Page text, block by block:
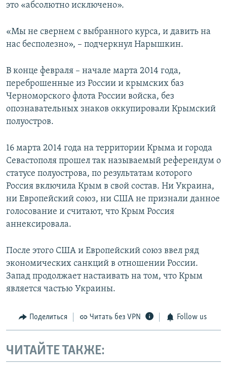
это «абсолютно исключено».
«Мы не свернем с выбранного курса, и давить на
нас бесполезно», – подчеркнул Нарышкин.
В конце февраля – начале марта 2014 года,
переброшенные из России и крымских баз
Черноморского флота России войска, без
опознавательных знаков оккупировали Крымский
полуостров.
16 марта 2014 года на территории Крыма и города
Севастополя прошел так называемый референдум о
статусе полуострова, по результатам которого
Россия включила Крым в свой состав. Ни Украина,
ни Европейский союз, ни США не признали данное
голосование и считают, что Крым Россия
аннексировала.
После этого США и Европейский союз ввел ряд
экономических санкций в отношении России.
Запад продолжает настаивать на том, что Крым
является частью Украины.
Поделиться Читать без VPN Follow us
ЧИТАЙТЕ ТАКЖЕ: